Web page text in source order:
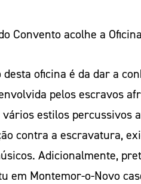
Convento acolhe a
desta oficina é da dar a
pelos escravos
estilos percussivos
contra a escravatura,
Adicionalmente,
em Montemor-o-Novo